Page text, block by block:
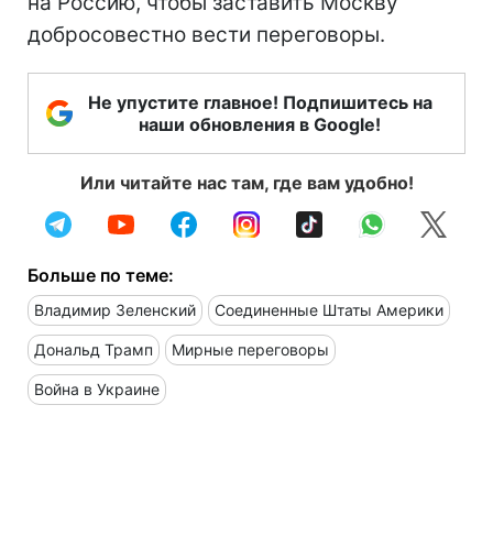
добросовестно вести переговоры.
Не упустите главное! Подпишитесь на
наши обновления в Google!
Или читайте нас там, где вам удобно!
Больше по теме:
Владимир Зеленский Соединенные Штаты Америки
Дональд Трамп Мирные переговоры
Война в Украине